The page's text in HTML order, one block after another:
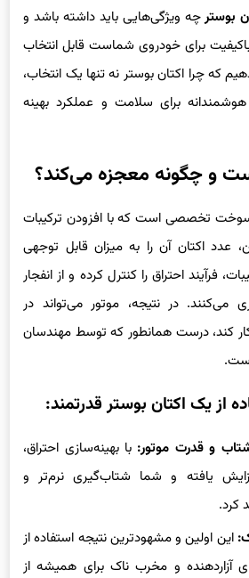
بوستر چه ویژگی‌هایی باید داشته باشد و
برای خودروی شماست قابل انتخاب
که چرا اکتان بوستر نه تنها یک انتخاب،
برای سلامت و عملکرد بهینه
و چگونه معجزه می‌کند؟
تخصصی است که با افزودن ترکیبات
عدد اکتان آن را به میزان قابل توجهی
فرآیند احتراق را کنترل کرده و از انفجار
در نتیجه، موتور می‌تواند در
کند، درست همانطور که توسط مهندسان
از یک اکتان بوستر قدرتمند:
و قدرت موتور:با بهینه‌سازی احتراق،
یافته و شما شتاب‌گیری نرم‌تر و
کرد.
این اولین و مشهودترین نتیجه استفاده از
آزاردهنده و مخرب ناک برای همیشه از